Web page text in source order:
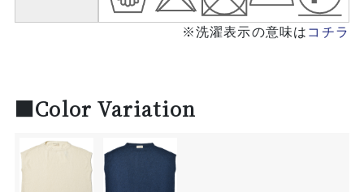
※洗濯表示の意味は コチラ
■Color Variation